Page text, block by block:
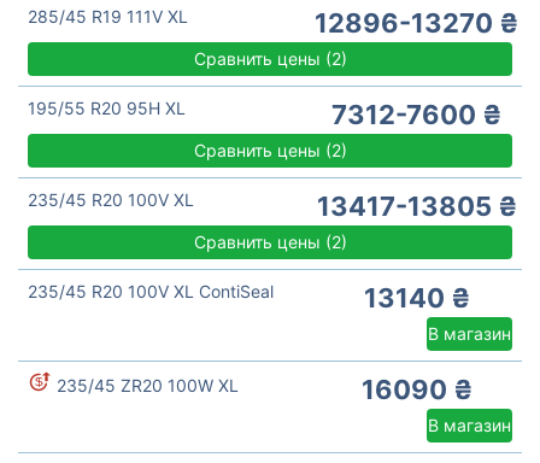
285/45 R19 111V XL 12896-13270 ₴
Сравнить цены (2)
195/55 R20 95H XL 7312-7600 ₴
Сравнить цены (2)
235/45 R20 100V XL 13417-13805 ₴
Сравнить цены (2)
235/45 R20 100V XL ContiSeal 13140 ₴
В магазин
235/45 ZR20 100W XL 16090 ₴
В магазин